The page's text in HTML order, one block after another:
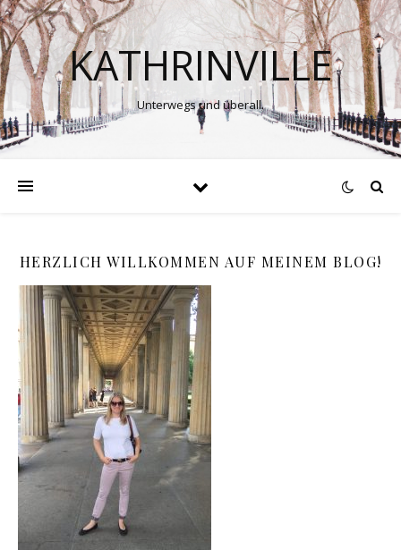
KATHRINVILLE
Unterwegs und überall.
HERZLICH WILLKOMMEN AUF MEINEM BLOG!